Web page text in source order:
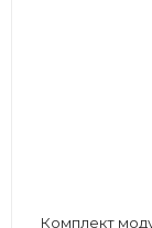
Комплект